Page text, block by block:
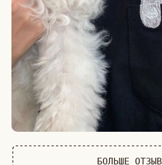
СТУДИЯ ВЫШИВКИ.
ПРЕМИАЛЬНЫЕ ВЕЩИ С ВЫШИВКОЙ ЖИВОТНЫХ,
СОЗДАННЫЕ СПЕЦИАЛЬНО ДЛЯ ВАС.
КАТАЛОГ
АФРИКА
ОБЕЗЬЯНЫ
СОБАКИ
КОШКИ
ДИКИЕ КОШКИ